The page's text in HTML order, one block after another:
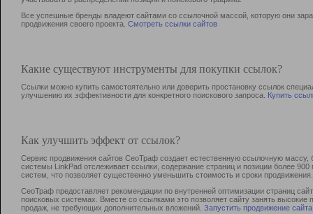
Все успешные бренды владеют сайтами со ссылочной массой, которую они
продвижения своего проекта. Смотреть ссылки сайтов
Какие существуют инструменты для покупки ссылок?
Ссылки можно купить самостоятельно или доверить простановку ссылок
улучшению их эффективности для конкретного поискового запроса. Купить
Как улучшить эффект от ссылок?
Сервис продвижения сайтов СеоТраф создает естественную ссылочную
системы LinkPad отслеживает ссылки, содержание страниц и позиции более
систем, что позволяет существенно уменьшить стоимость и сроки продвижения.
СеоТраф предоставляет рекомендации по внутренней оптимизации страниц
поисковых системах. Вместе со ссылками это позволяет сайту занять
продаж, не требующих дополнительных вложений. Запустить продвижение сайта